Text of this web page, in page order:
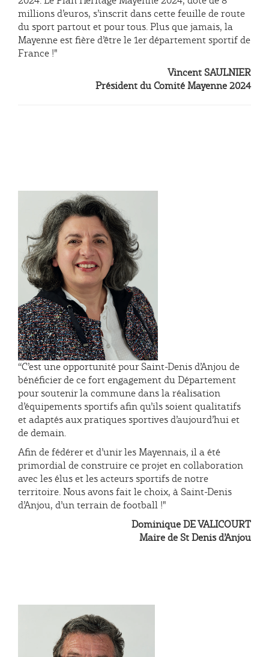
millions d’euros, s’inscrit dans cette feuille de route
du sport partout et pour tous. Plus que jamais, la
Mayenne est fière d’être le 1er département sportif de
France !"
Vincent SAULNIER
Président du Comité Mayenne 2024
‘‘C’est une opportunité pour Saint-Denis d’Anjou de
bénéficier de ce fort engagement du Département
pour soutenir la commune dans la réalisation
d’équipements sportifs afin qu’ils soient qualitatifs
et adaptés aux pratiques sportives d’aujourd’hui et
de demain.
Afin de fédérer et d’unir les Mayennais, il a été
primordial de construire ce projet en collaboration
avec les élus et les acteurs sportifs de notre
territoire. Nous avons fait le choix, à Saint-Denis
d’Anjou, d’un terrain de football !"
Dominique DE VALICOURT
Maire de St Denis d’Anjou